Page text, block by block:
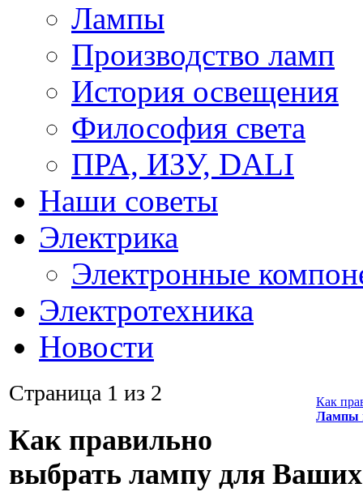
Лампы
Производство ламп
История освещения
Философия света
ПРА, ИЗУ, DALI
Наши советы
Электрика
Электронные
Электротехника
Новости
Как
Лампы
Страница 1 из 2
Как правильно
выбрать лампу для